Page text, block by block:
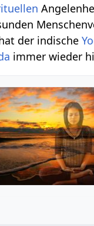
der indische
immer wieder